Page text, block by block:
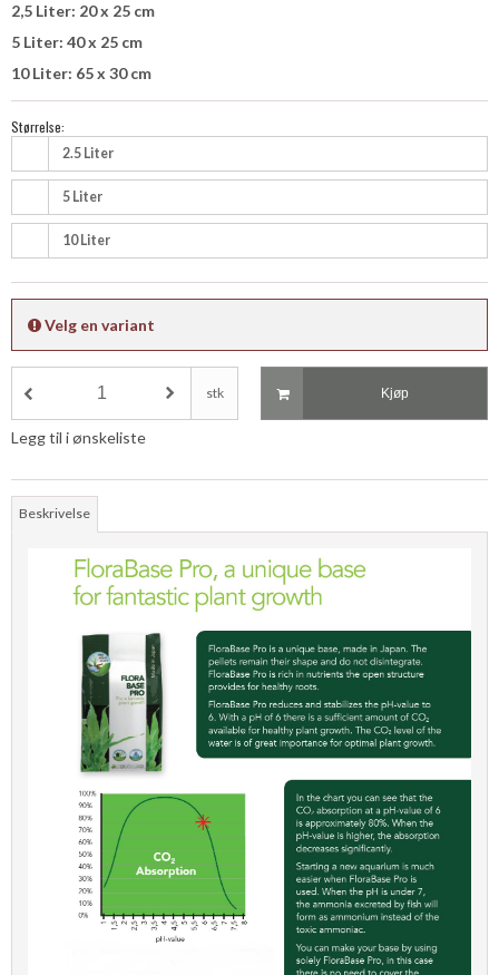
2,5 Liter: 20 x 25 cm
5 Liter: 40 x 25 cm
10 Liter: 65 x 30 cm
Størrelse:
2.5 Liter
5 Liter
10 Liter
Velg en variant
stk Kjøp
Legg til i ønskeliste
Beskrivelse